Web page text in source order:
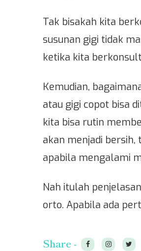
Tak bisakah kita
susunan gigi tidak
ketika kita
Kemudian,
atau gigi copot bisa
kita bisa rutin
akan menjadi
apabila mengalami
Nah itulah
orto. Apabila ada
Share -